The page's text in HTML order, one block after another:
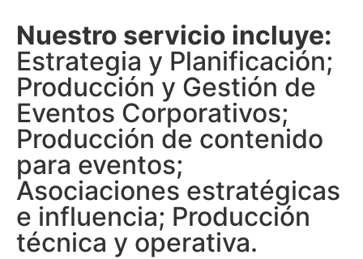
Nuestro servicio incluye:
Estrategia y Planificación;
Producción y Gestión de
Eventos Corporativos;
Producción de contenido
para eventos;
Asociaciones estratégicas
e influencia; Producción
técnica y operativa.